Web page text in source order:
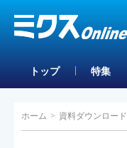
トップ 特集
ホーム > 資料ダウンロード